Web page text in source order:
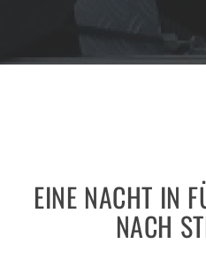
EINE NACHT IN
NACH